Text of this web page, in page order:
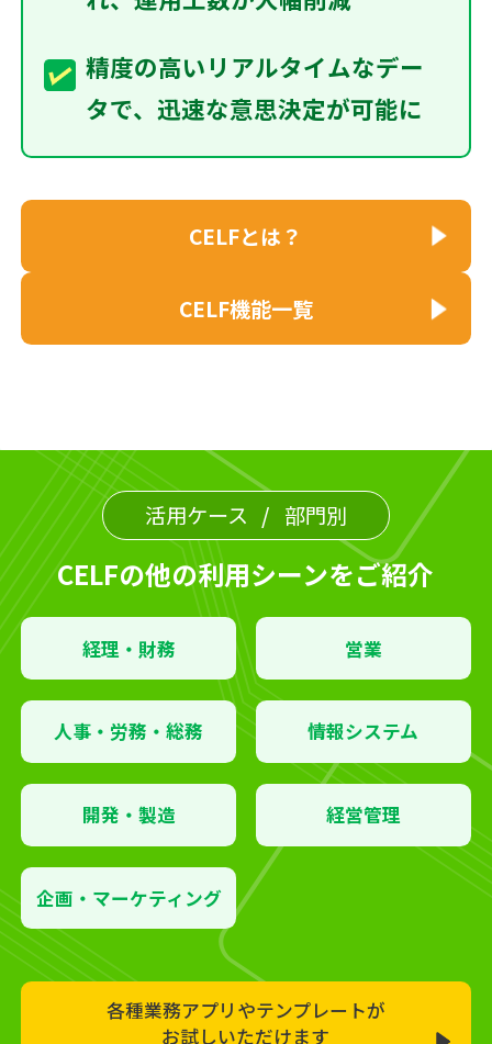
精度の高いリアルタイムなデー
タで、迅速な意思決定が可能に
CELFとは？
CELF機能一覧
活用ケース 部門別
CELFの他の利用シーンをご紹介
経理・財務 営業
人事・労務・総務 情報システム
開発・製造 経営管理
企画・マーケティング
各種業務アプリやテンプレートが
お試しいただけます